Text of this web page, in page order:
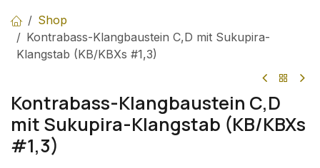
Shop
Kontrabass-Klangbaustein C,D mit Sukupira-
Klangstab (KB/KBXs #1,3)
Kontrabass-Klangbaustein C,D
mit Sukupira-Klangstab (KB/KBXs
#1,3)